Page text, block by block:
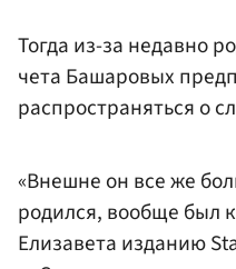
Тогда из-за недавно
чета Башаровых
распространяться о
«Внешне он все же
родился, вообще был
Елизавета изданию